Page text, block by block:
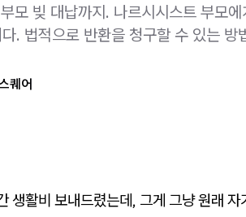
모 빚 대납까지. 나르시시스트 부모
. 법적으로 반환을 청구할 수 있는 방
퀘어
생활비 보내드렸는데, 그게 그냥 원래 자